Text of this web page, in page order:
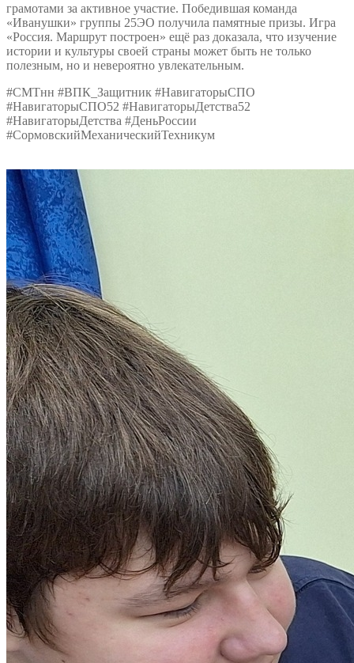
грамотами за активное участие. Победившая команда
«Иванушки» группы 25ЭО получила памятные призы. Игра
«Россия. Маршрут построен» ещё раз доказала, что изучение
истории и культуры своей страны может быть не только
полезным, но и невероятно увлекательным.
#СМТнн #ВПК_Защитник #НавигаторыСПО
#НавигаторыСПО52 #НавигаторыДетства52
#НавигаторыДетства #ДеньРоссии
#СормовскийМеханическийТехникум